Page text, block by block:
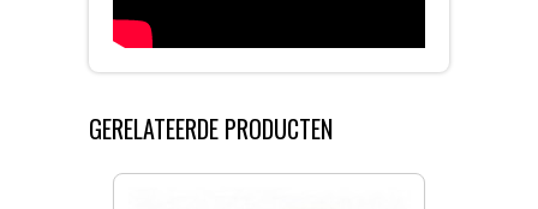
GERELATEERDE PRODUCTEN